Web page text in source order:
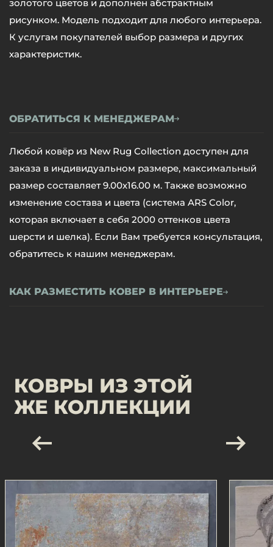
золотого цветов и дополнен абстрактным
рисунком. Модель подходит для любого интерьера.
К услугам покупателей выбор размера и других
характеристик.
ОБРАТИТЬСЯ К МЕНЕДЖЕРАМ
Любой ковёр из New Rug Collection доступен для
заказа в индивидуальном размере, максимальный
размер составляет 9.00х16.00 м. Также возможно
изменение состава и цвета (система ARS Color,
которая включает в себя 2000 оттенков цвета
шерсти и шелка). Если Вам требуется консультация,
обратитесь к нашим менеджерам.
КАК РАЗМЕСТИТЬ КОВЕР В ИНТЕРЬЕРЕ
КОВРЫ ИЗ ЭТОЙ
ЖЕ КОЛЛЕКЦИИ